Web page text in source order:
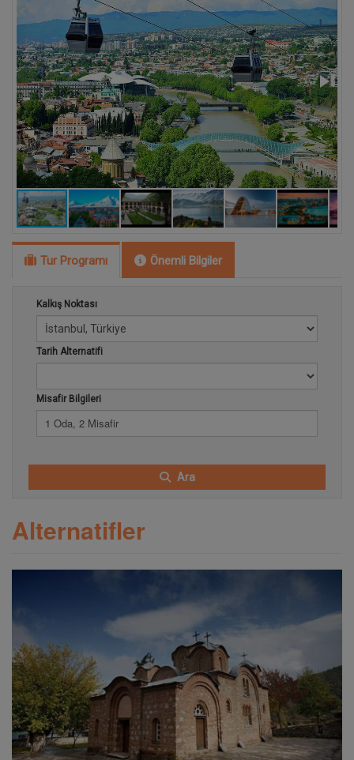
Tur Programı Önemli Bilgiler
Kalkış Noktası
Tarih Alternatifi
Misafir Bilgileri
1 Oda, 2 Misafir
Ara
Alternatifler